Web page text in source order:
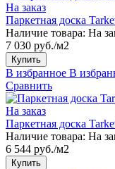
На заказ
Паркетная доска
Наличие товара: На
7 030 руб./м2
Купить
В избранное В
Сравнить
На заказ
Паркетная доска
Наличие товара: На
6 544 руб./м2
Купить